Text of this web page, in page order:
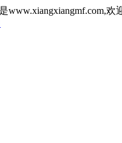
www.xiangxiangmf.com,欢